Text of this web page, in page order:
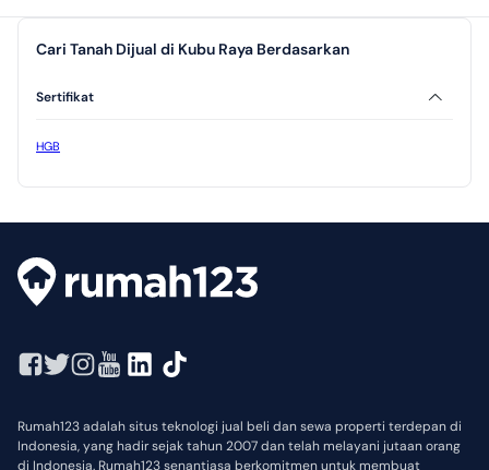
Cari Tanah Dijual di Kubu Raya Berdasarkan
Sertifikat
HGB
Rumah123 adalah situs teknologi jual beli dan sewa properti terdepan di
Indonesia, yang hadir sejak tahun 2007 dan telah melayani jutaan orang
di Indonesia. Rumah123 senantiasa berkomitmen untuk membuat